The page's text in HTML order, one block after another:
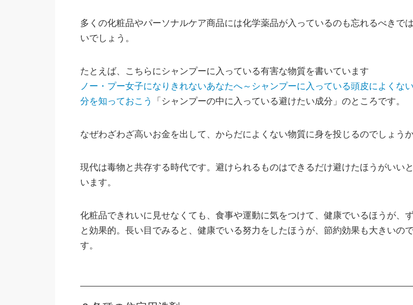
多くの化粧品やパーソナルケア商品には化学薬品が入っているのも忘れるべきで
いでしょう。
たとえば、こちらにシャンプーに入っている有害な物質を書いています
ノー・プー女子になりきれないあなたへ～シャンプーに入っている頭皮によくな
分を知っておこう
「シャンプーの中に入っている避けたい成分」のところです。
なぜわざわざ高いお金を出して、からだによくない物質に身を投じるのでしょう
現代は毒物と共存する時代です。避けられるものはできるだけ避けたほうがいい
います。
化粧品できれいに見せなくても、食事や運動に気をつけて、健康でいるほうが、
と効果的。長い目でみると、健康でいる努力をしたほうが、節約効果も大きいの
す。